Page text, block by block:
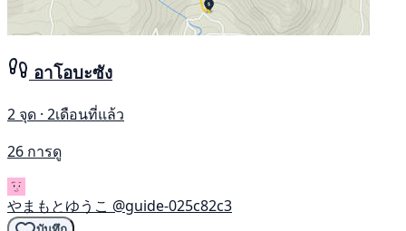
อาโอบะซัง
2 จุด · 2เดือนที่แล้ว
26 การดู
やまもとゆうこ @guide-025c82c3